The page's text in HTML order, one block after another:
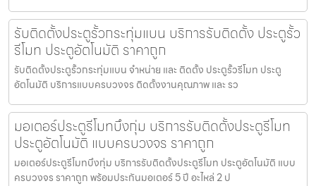
รับติดตั้งประตูรั้วกระทุ่มแบน บริการรับติดตั้ง ประตูรั้ว
รีโมท ประตูอัตโนมัติ ราคาถูก
รับติดตั้งประตูรั้วกระทุ่มแบน จำหน่าย และ ติดตั้ง ประตูรั้วรีโมท ประตู
อัตโนมัติ บริการแบบครบวงจร ติดตั้งงานคุณภาพ และ รว
มอเตอร์ประตูรีโมทบึงกุ่ม บริการรับติดตั้งประตูรีโมท
ประตูอัตโนมัติ แบบครบวงจร ราคาถูก
มอเตอร์ประตูรีโมทบึงกุ่ม บริการรับติดตั้งประตูรีโมท ประตูอัตโนมัติ แบบ
ครบวงจร ราคาถูก พร้อมประกันมอเตอร์ 5 ปี อะไหล่ 2 ป